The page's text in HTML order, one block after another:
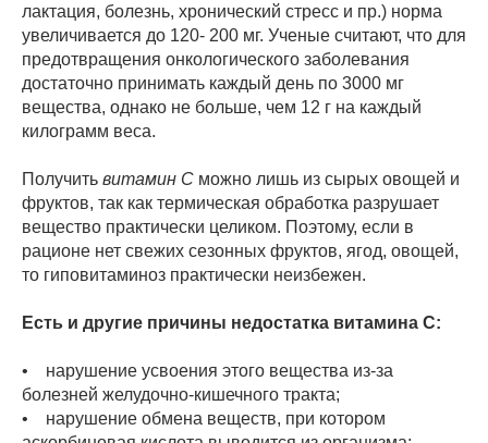
лактация, болезнь, хронический стресс и пр.) норма
увеличивается до 120- 200 мг. Ученые считают, что для
предотвращения онкологического заболевания
достаточно принимать каждый день по 3000 мг
вещества, однако не больше, чем 12 г на каждый
килограмм веса.
Получить витамин С можно лишь из сырых овощей и
фруктов, так как термическая обработка разрушает
вещество практически целиком. Поэтому, если в
рационе нет свежих сезонных фруктов, ягод, овощей,
то гиповитаминоз практически неизбежен.
Есть и другие причины недостатка витамина С:
• нарушение усвоения этого вещества из-за
болезней желудочно-кишечного тракта;
• нарушение обмена веществ, при котором